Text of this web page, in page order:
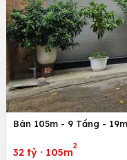
Bán 105m - 9 Tầng -
32 tỷ · 105m
2